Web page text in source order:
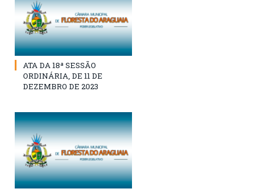
ATA DA 18ª SESSÃO
ORDINÁRIA, DE 11 DE
DEZEMBRO DE 2023